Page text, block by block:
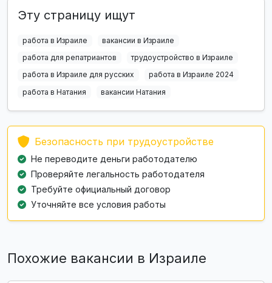
Эту страницу ищут
работа в Израиле
вакансии в Израиле
работа для репатриантов
трудоустройство в Израиле
работа в Израиле для русских
работа в Израиле 2024
работа в Натания
вакансии Натания
Безопасность при трудоустройстве
Не переводите деньги работодателю
Проверяйте легальность работодателя
Требуйте официальный договор
Уточняйте все условия работы
Похожие вакансии в Израиле